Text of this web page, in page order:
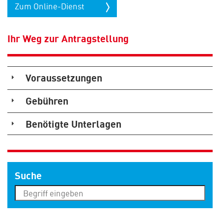
Zum Online-Dienst
Ihr Weg zur Antragstellung
Voraussetzungen
Gebühren
Benötigte Unterlagen
Suche